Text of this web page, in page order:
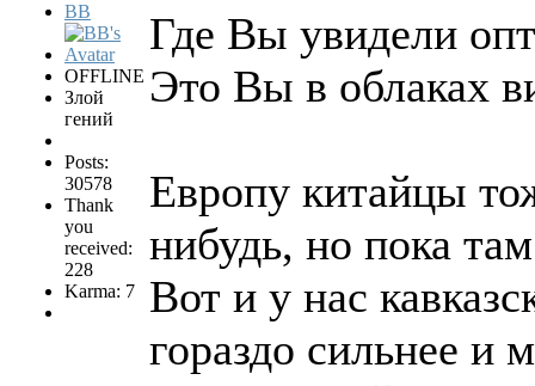
BB
OFFLINE
Злой
гений
Posts:
30578
Thank
you
received:
228
Karma: 7
Где Вы увидели
Это Вы в облаках
Европу китайцы
нибудь, но пока
Вот и у нас
гораздо сильнее и